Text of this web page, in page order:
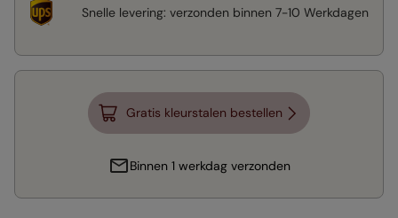
Snelle levering: verzonden binnen 7-10 Werkdagen
Gratis kleurstalen bestellen
Binnen 1 werkdag verzonden